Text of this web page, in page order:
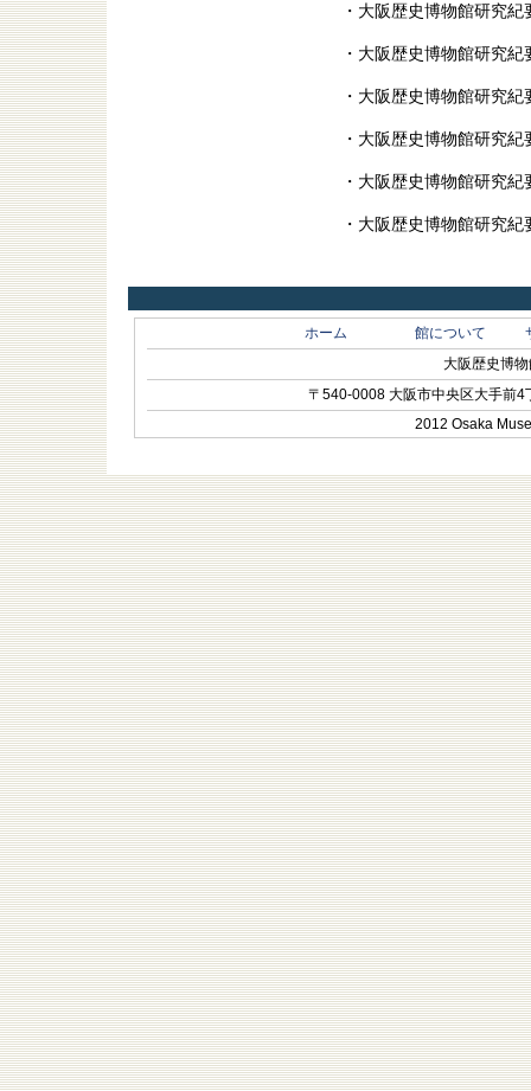
・大阪歴史博物館研究
・大阪歴史博物館研究
・大阪歴史博物館研究
・大阪歴史博物館研究
・大阪歴史博物館研究
・大阪歴史博物館研究
ホーム 館について
大阪歴史博
〒540-0008 大阪市中央区大手
2012 Osaka